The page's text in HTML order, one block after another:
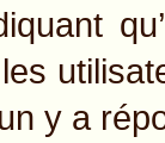
y a